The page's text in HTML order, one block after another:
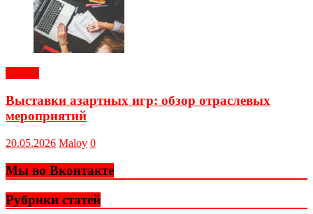
Выставки азартных игр: обзор отраслевых
мероприятий
20.05.2026 Maloy 0
Мы во Вконтакте
Рубрики статей